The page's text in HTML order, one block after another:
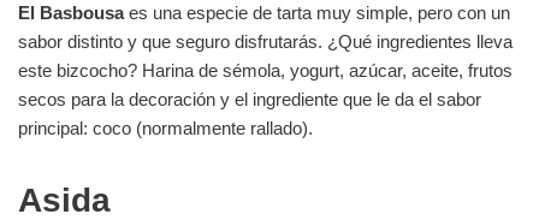
El Basbousaes una especie de tarta muy simple, pero con un
sabor distinto y que seguro disfrutarás. ¿Qué ingredientes lleva
este bizcocho? Harina de sémola, yogurt, azúcar, aceite, frutos
secos para la decoración y el ingrediente que le da el sabor
principal: coco (normalmente rallado).
Asida